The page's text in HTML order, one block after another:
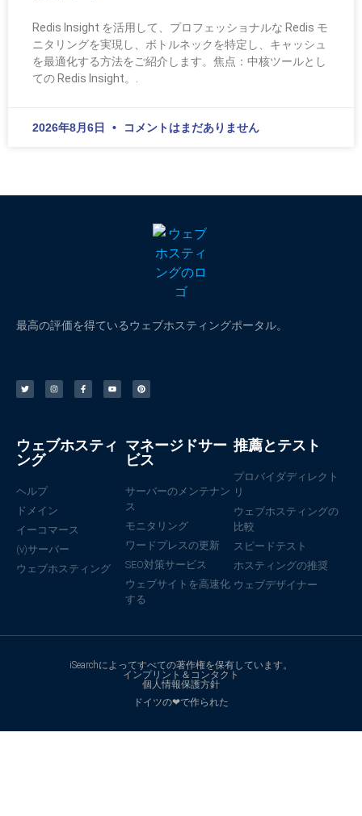
Redis Insight を活用して、プロフェッショナルな Redis モ
ニタリングを実現し、ボトルネックを特定し、キャッシュ
を最適化する方法をご紹介します。焦点：中核ツールとし
ての Redis Insight。.
2026年8月6日 コメントはまだありません
最高の評価を得ているウェブホスティングポータル。
ウェブホスティ
ング
ヘルプ
ドメイン
イーコマース
(v)サーバー
ウェブホスティング
マネージドサー
ビス
サーバーのメンテナン
ス
モニタリング
ワードプレスの更新
SEO対策サービス
ウェブサイトを高速化
する
推薦とテスト
プロバイダディレクト
リ
ウェブホスティングの
比較
スピードテスト
ホスティングの推奨
ウェブデザイナー
iSearchによってすべての著作権を保有しています。
インプリント＆コンタクト
個人情報保護方針
ドイツの❤で作られた